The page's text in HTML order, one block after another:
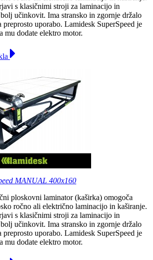
s klasičnimi stroji za laminacijo in
učinkovit. Ima stransko in zgornje držalo
uporabo. Lamidesk SuperSpeed je
mu dodate elektro motor.
MANUAL 400x160
ploskovni laminator (kaširka) omogoča
ročno ali električno laminacijo in kaširanje.
s klasičnimi stroji za laminacijo in
učinkovit. Ima stransko in zgornje držalo
uporabo. Lamidesk SuperSpeed je
mu dodate elektro motor.